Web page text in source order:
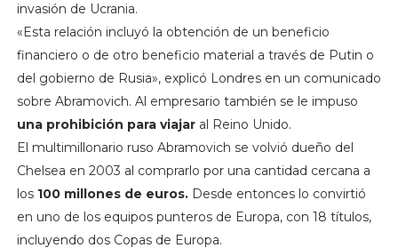
invasión de Ucrania.
«Esta relación incluyó la obtención de un beneficio
financiero o de otro beneficio material a través de Putin o
del gobierno de Rusia», explicó Londres en un comunicado
sobre Abramovich. Al empresario también se le impuso
una prohibición para viajaral Reino Unido.
El multimillonario ruso Abramovich se volvió dueño del
Chelsea en 2003 al comprarlo por una cantidad cercana a
los100 millones de euros.Desde entonces lo convirtió
en uno de los equipos punteros de Europa, con 18 títulos,
incluyendo dos Copas de Europa.